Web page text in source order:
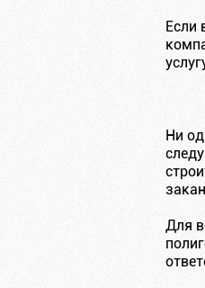
Если
Ни
Для